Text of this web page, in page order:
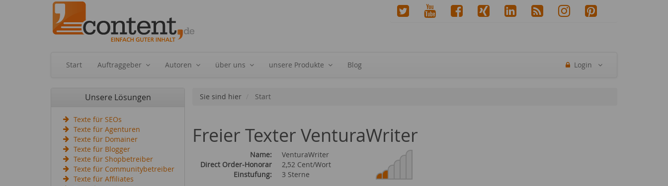
Start Auftraggeber Autoren über uns unsere Produkte Blog Login
Unsere Lösungen
Texte für SEOs
Texte für Agenturen
Texte für Domainer
Texte für Blogger
Texte für Shopbetreiber
Texte für Communitybetreiber
Texte für Affiliates
Sie sind hier Start
Freier Texter VenturaWriter
Name:
VenturaWriter
Direct Order-Honorar
2,52 Cent/Wort
Einstufung:
3 Sterne